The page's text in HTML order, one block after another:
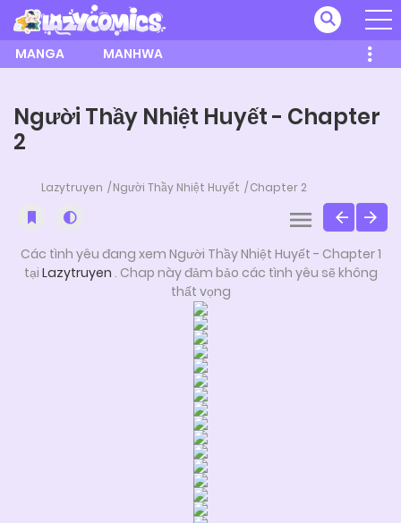
MANGA MANHWA
Người Thầy Nhiệt Huyết - Chapter
2
Lazytruyen Người Thầy Nhiệt Huyết Chapter 2
Các tình yêu đang xem Người Thầy Nhiệt Huyết - Chapter 1
tại Lazytruyen . Chap này đảm bảo các tình yêu sẽ không
thất vọng